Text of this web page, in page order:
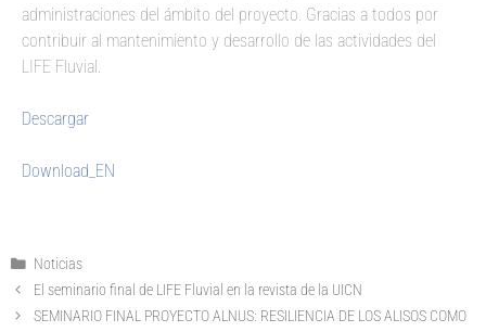
administraciones del ámbito del proyecto. Gracias a todos por
contribuir al mantenimiento y desarrollo de las actividades del
LIFE Fluvial.
Descargar
Download_EN
Noticias
El seminario final de LIFE Fluvial en la revista de la UICN
SEMINARIO FINAL PROYECTO ALNUS: RESILIENCIA DE LOS ALISOS COMO